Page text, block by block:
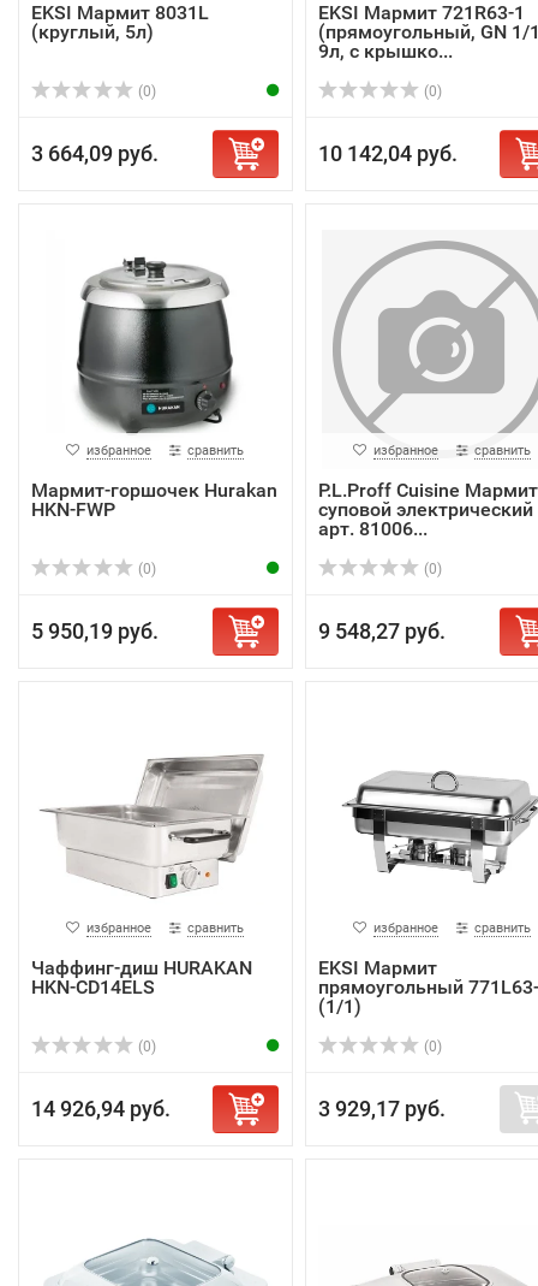
EKSI Мармит 8031L
(круглый, 5л)
(0)
3 664,09 руб.
EKSI Мармит 721R63-1
(прямоугольный, GN 1/
9л, с крышко...
(0)
10 142,04 руб.
избранное сравнить
Мармит-горшочек Hurakan
HKN-FWP
(0)
5 950,19 руб.
избранное сравнить
P.L.Proff Cuisine Мармит
суповой электрический
арт. 81006...
(0)
9 548,27 руб.
избранное сравнить
Чаффинг-диш HURAKAN
HKN-CD14ELS
(0)
14 926,94 руб.
избранное сравнить
EKSI Мармит
прямоугольный
(1/1)
(0)
3 929,17 руб.